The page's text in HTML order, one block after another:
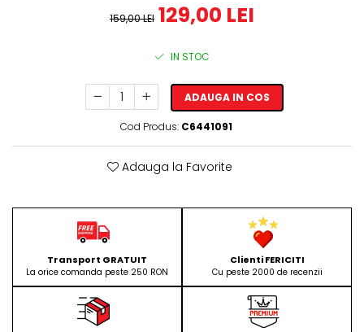
159,00 LEI 129,00 LEI
IN STOC
ADAUGA IN COS
Cod Produs: C6441091
Adauga la Favorite
Transport GRATUIT
La orice comanda peste 250 RON
Clienti FERICITI
Cu peste 2000 de recenzii